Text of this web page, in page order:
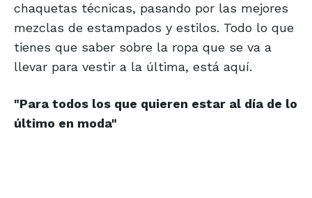
chaquetas técnicas, pasando por las mejores
mezclas de estampados y estilos. Todo lo que
tienes que saber sobre la ropa que se va a
llevar para vestir a la última, está aquí.
"Para todos los que quieren estar al día de lo
último en moda"